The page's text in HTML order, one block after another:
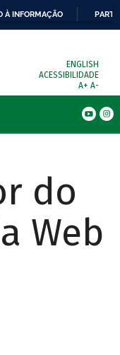
À INFORMAÇÃO
ENGLISH
ACESSIBILIDADE
A+ A-
do
Web